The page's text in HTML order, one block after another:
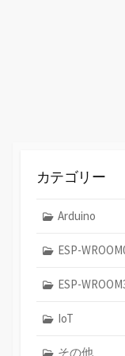
カテゴリー
Arduino
ESP-
ESP-
IoT
その他